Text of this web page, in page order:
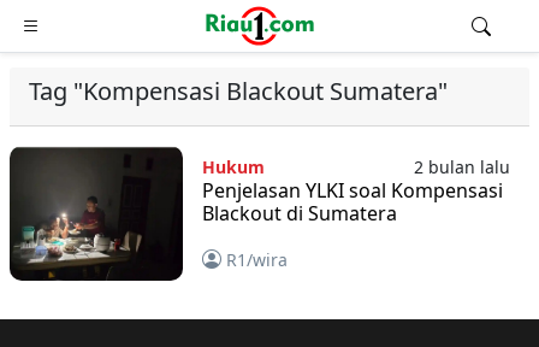
Tag "Kompensasi Blackout Sumatera"
Hukum 2 bulan lalu
Penjelasan YLKI soal Kompensasi
Blackout di Sumatera
R1/wira